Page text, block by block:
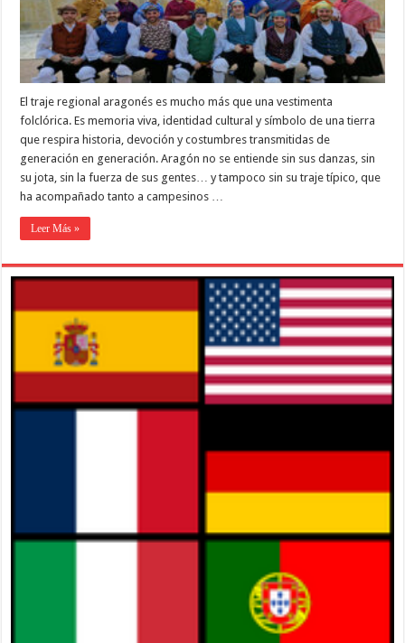
El traje regional aragonés es mucho más que una vestimenta
folclórica. Es memoria viva, identidad cultural y símbolo de una tierra
que respira historia, devoción y costumbres transmitidas de
generación en generación. Aragón no se entiende sin sus danzas, sin
su jota, sin la fuerza de sus gentes… y tampoco sin su traje típico, que
ha acompañado tanto a campesinos …
Leer Más »